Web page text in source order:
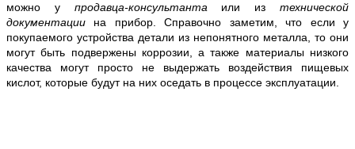
можно у продавца-консультантаили изтехнической
документации на прибор. Справочно заметим, что если у
покупаемого устройства детали из непонятного металла, то они
могут быть подвержены коррозии, а также материалы низкого
качества могут просто не выдержать воздействия пищевых
кислот, которые будут на них оседать в процессе эксплуатации.